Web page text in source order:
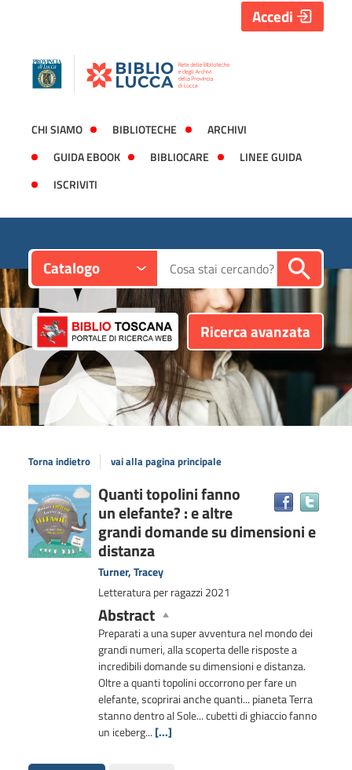
CHI SIAMO BIBLIOTECHE
ARCHIVI
GUIDA EBOOK
BIBLIOCARE
LINEE GUIDA
ISCRIVITI
Accedi
Catalogo Cerca su "Catalogo"
Ricerca avanzata
Torna indietro vai alla pagina principale
Dettaglio
del
documento
Quanti topolini fanno
un elefante? : e altre
grandi domande su dimensioni e
distanza
Turner, Tracey
Letteratura per ragazzi 2021
Abstract
Preparati a una super avventura nel mondo dei
grandi numeri, alla scoperta delle risposte a
incredibili domande su dimensioni e distanza.
Oltre a quanti topolini occorrono per fare un
elefante, scoprirai anche quanti... pianeta Terra
stanno dentro al Sole... cubetti di ghiaccio fanno
un iceberg... [...]